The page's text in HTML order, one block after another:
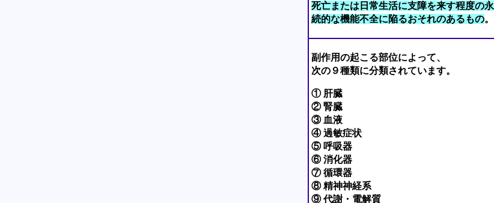
死亡または日常生活に支障を来す程度の永
続的な機能不全に陥るおそれのあるもの。
副作用の起こる部位によって、
次の９種類に分類されています。
① 肝臓
② 腎臓
③ 血液
④ 過敏症状
⑤ 呼吸器
⑥ 消化器
⑦ 循環器
⑧ 精神神経系
⑨ 代謝・電解質